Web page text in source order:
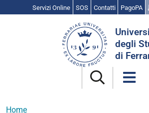
Servizi Online SOS Contatti PagoPA
degli
di
Home